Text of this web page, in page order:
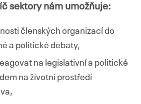
sektory nám umožňuje:
členských organizací do
a politické debaty,
na legislativní a politické
na životní prostředí